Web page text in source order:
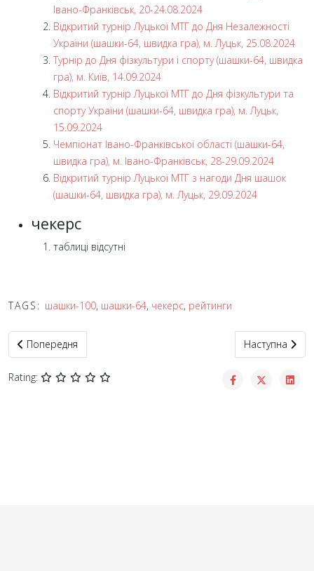
Івано-Франківськ, 20-24.08.2024
Відкритий турнір Луцької МТГ до Дня Незалежності
України (шашки-64, швидка гра), м. Луцьк, 25.08.2024
Турнір до Дня фізкультури і спорту (шашки-64, швидка
гра), м. Київ, 14.09.2024
Відкритий турнір Луцької МТГ до Дня фізкультури та
спорту України (шашки-64, швидка гра), м. Луцьк,
15.09.2024
Чемпіонат Івано-Франківської області (шашки-64,
швидка гра), м. Івано-Франківськ, 28-29.09.2024
Відкритий турнір Луцької МТГ з нагоди Дня шашок
(шашки-64, швидка гра), м. Луцьк, 29.09.2024
чекерс
таблиці відсутні
TAGS: шашки-100, шашки-64, чекерс, рейтинги
Попередня стаття: Рейтинги
Попередня Наступна
Наступна
Rating: